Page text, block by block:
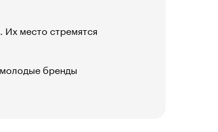
Их место стремятся
бренды